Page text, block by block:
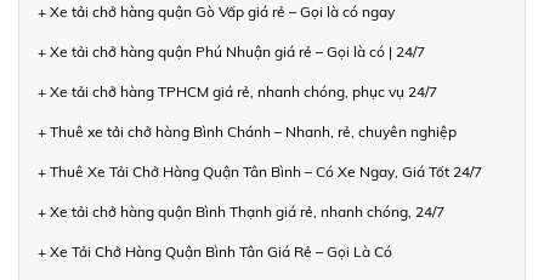
+ Xe tải chở hàng quận Gò Vấp giá rẻ – Gọi là có ngay
+ Xe tải chở hàng quận Phú Nhuận giá rẻ – Gọi là có | 24/7
+ Xe tải chở hàng TPHCM giá rẻ, nhanh chóng, phục vụ 24/7
+ Thuê xe tải chở hàng Bình Chánh – Nhanh, rẻ, chuyên nghiệp
+ Thuê Xe Tải Chở Hàng Quận Tân Bình – Có Xe Ngay, Giá Tốt 24/7
+ Xe tải chở hàng quận Bình Thạnh giá rẻ, nhanh chóng, 24/7
+ Xe Tải Chở Hàng Quận Bình Tân Giá Rẻ – Gọi Là Có